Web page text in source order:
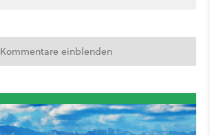
Kommentare einblenden